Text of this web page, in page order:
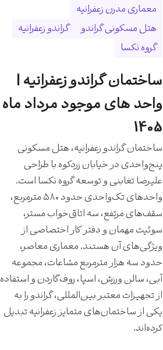
معماری مدرن زعفرانیه
هتل مسکونی گراندو
گراندو زعفرانیه
گروه نکسا
ساختمان گراندو زعفرانیه |
واحد های موجود مرداد ماه
1405
ساختمان گراندو زعفرانیه، هتل مسکونی
پنج‌واحدی در خیابان زردکوه با طراحی
علیرضا تغابنی و توسعه گروه نکسا است.
واحدهای تک‌واحدی حدود ۵۸۰ مترمربع،
سقف‌های مرتفع، سه اتاق‌خواب مستر،
سوئیت مهمان و دفتر کار اختصاصی از
ویژگی‌های آن هستند. معماری معاصر،
حدود سه هزار مترمربع مشاعات، مجموعه
آبی، سالن ورزش، اسپا، روف‌گاردن و استفاده
از تجهیزات معتبر بین‌المللی، گراندو را به
یکی از ساختمان‌های متمایز زعفرانیه تبدیل
کرده‌اند.